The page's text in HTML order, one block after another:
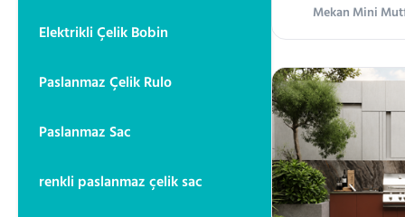
Elektrikli Çelik Bobin
Paslanmaz Çelik Rulo
Paslanmaz Sac
renkli paslanmaz çelik sac
Mekan Mini
Avrupa ve Kuzey
Pişirme,
aydınlatma ve